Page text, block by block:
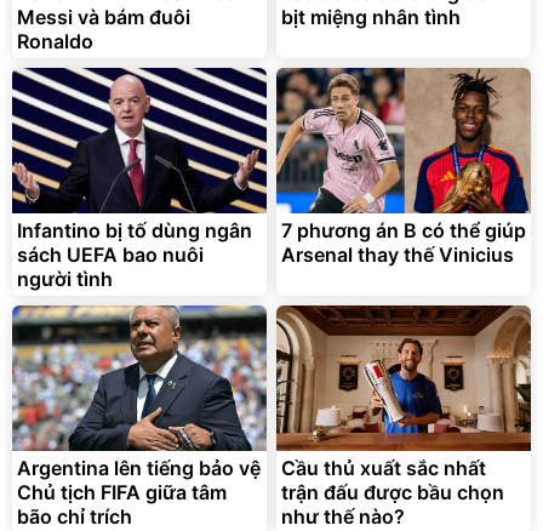
Messi và bám đuôi
Ronaldo
bịt miệng nhân tình
Infantino bị tố dùng ngân
sách UEFA bao nuôi
người tình
7 phương án B có thể giúp
Arsenal thay thế Vinicius
Argentina lên tiếng bảo vệ
Chủ tịch FIFA giữa tâm
bão chỉ trích
Cầu thủ xuất sắc nhất
trận đấu được bầu chọn
như thế nào?